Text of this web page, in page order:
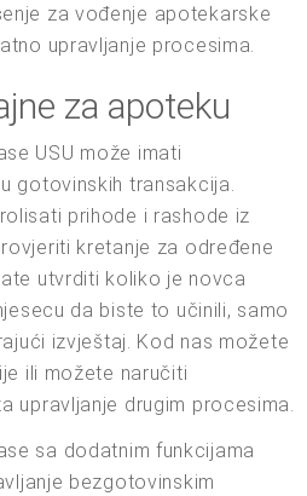
za vođenje apotekarske
upravljanje procesima.
za apoteku
USU može imati
gotovinskih transakcija.
prihode i rashode iz
kretanje za određene
utvrditi koliko je novca
da biste to učinili, samo
izvještaj. Kod nas možete
ili možete naručiti
upravljanje drugim procesima.
sa dodatnim funkcijama
bezgotovinskim